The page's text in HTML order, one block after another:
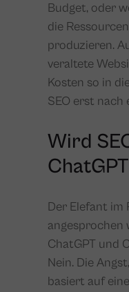
Budget, oder
die
produzieren.
veraltete
Kosten so in
SEO erst nach
Wird
Der Elefant im
angesprochen
ChatGPT und
Nein. Die
basiert auf